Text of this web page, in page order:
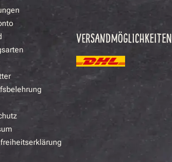
VERSANDMÖGLICHKEITEN